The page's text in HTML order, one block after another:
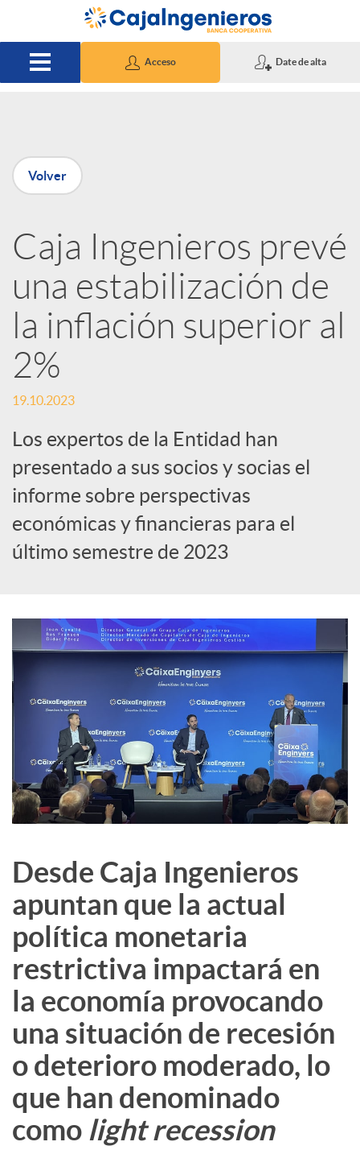
Saltar al contenido principal
Acceso Date de alta
P
u
b
l
i
c
a
d
o
r
d
e
c
o
n
t
e
n
i
d
Volver
Caja Ingenieros prevé
una estabilización de
la inflación superior al
2%
19.10.2023
Los expertos de la Entidad han
presentado a sus socios y socias el
informe sobre perspectivas
económicas y financieras para el
último semestre de 2023
Desde Caja Ingenieros
apuntan que la actual
política monetaria
restrictiva impactará en
la economía provocando
una situación de recesión
o deterioro moderado, lo
que han denominado
como light recession